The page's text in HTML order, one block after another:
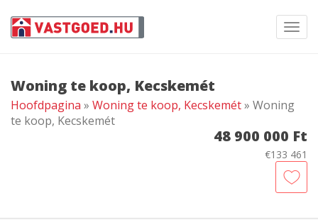
Woning te koop, Kecskemét
Hoofdpagina » Woning te koop, Kecskemét» Woning
te koop, Kecskemét
48 900 000 Ft
€133 461